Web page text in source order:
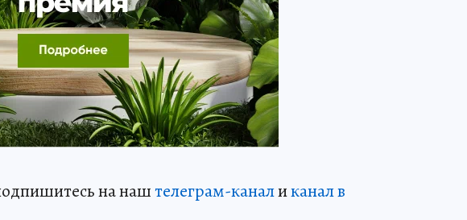
на наштелеграм-каналиканал в